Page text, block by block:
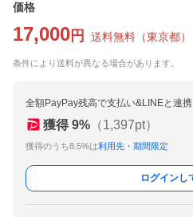
価格
17,000 円 送料無料 （東京都）
条件により送料が異なる場合があります。
全額PayPay残高で支払い&LINEと連
獲得 9% （1,397pt）
獲得のうち8.5%は利用先・期間限定
ログインし